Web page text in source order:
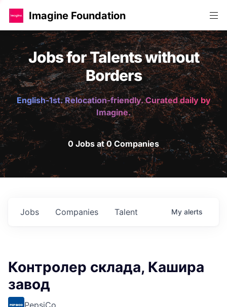
Imagine Foundation
Jobs for Talents without
Borders
English-1st. Relocation-friendly. Curated daily by
Imagine.
0 Jobs at 0 Companies
Jobs Companies Talent My alerts
Контролер склада, Кашира
завод
PepsiCo